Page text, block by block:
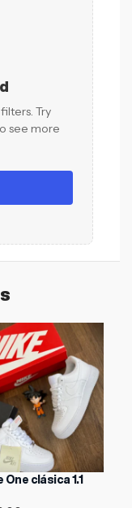
Try
see more
One clásica 1.1